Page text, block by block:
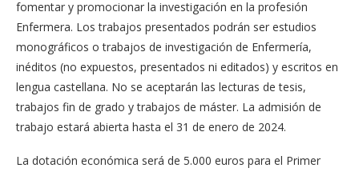
fomentar y promocionar la investigación en la profesión
Enfermera. Los trabajos presentados podrán ser estudios
monográficos o trabajos de investigación de Enfermería,
inéditos (no expuestos, presentados ni editados) y escritos en
lengua castellana. No se aceptarán las lecturas de tesis,
trabajos fin de grado y trabajos de máster. La admisión de
trabajo estará abierta hasta el 31 de enero de 2024.
La dotación económica será de 5.000 euros para el Primer